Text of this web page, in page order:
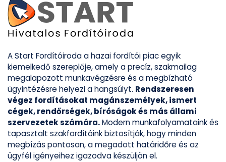
A Start Fordítóiroda a hazai fordítói piac egyik
kiemelkedő szereplője, amely a precíz, szakmailag
megalapozott munkavégzésre és a megbízható
ügyintézésre helyezi a hangsúlyt. Rendszeresen
végez fordításokat magánszemélyek, ismert
cégek, rendőrségek, bíróságok és más állami
szervezetek számára.Modern munkafolyamataink és
tapasztalt szakfordítóink biztosítják, hogy minden
megbízás pontosan, a megadott határidőre és az
ügyfél igényeihez igazodva készüljön el.